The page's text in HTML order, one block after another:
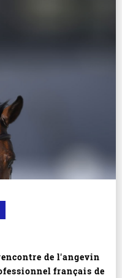
de l'angevin
français de